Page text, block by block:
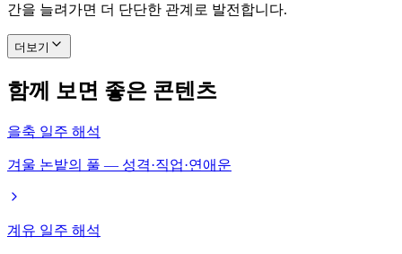
간을 늘려가면 더 단단한 관계로 발전합니다.
더보기
함께 보면 좋은 콘텐츠
을축 일주 해석
겨울 논밭의 풀 — 성격·직업·연애운
계유 일주 해석